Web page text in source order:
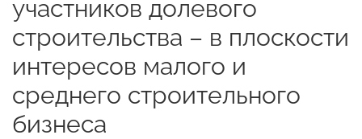
участников долевого
строительства – в плоскости
интересов малого и
среднего строительного
бизнеса